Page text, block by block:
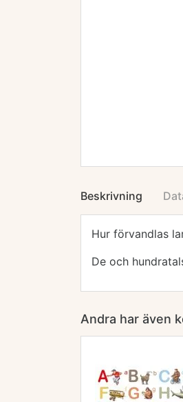
Beskrivning
Hur förvandlas
De och
Andra har även